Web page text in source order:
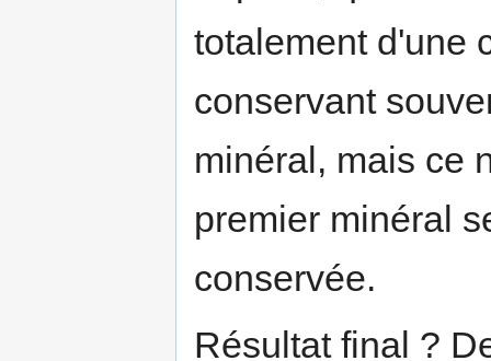
totalement d'une
conservant
minéral, mais ce
premier minéral
conservée.
Résultat final ?